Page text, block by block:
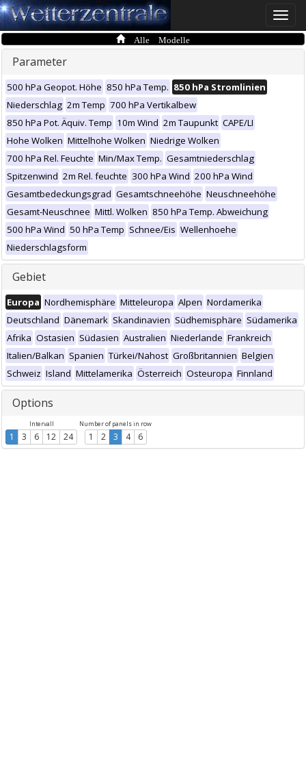
Toggle
Alle Modelle
Parameter
500 hPa Geopot. Höhe 850 hPa Temp. 850 hPa Stromlinien
Niederschlag 2m Temp 700 hPa Vertikalbew
850 hPa Pot. Äquiv. Temp 10m Wind 2m Taupunkt CAPE/LI
Hohe Wolken Mittelhohe Wolken Niedrige Wolken
700 hPa Rel. Feuchte Min/Max Temp. Gesamtniederschlag
Spitzenwind 2m Rel. feuchte 300 hPa Wind 200 hPa Wind
Gesamtbedeckungsgrad Gesamtschneehöhe Neuschneehöhe
Gesamt-Neuschnee Mittl. Wolken 850 hPa Temp. Abweichung
500 hPa Wind 50 hPa Temp Schnee/Eis Wellenhoehe
Niederschlagsform
Gebiet
Europa Nordhemisphäre Mitteleuropa Alpen Nordamerika
Deutschland Dänemark Skandinavien Südhemisphäre Südamerika
Afrika Ostasien Südasien Australien Niederlande Frankreich
Italien/Balkan Spanien Türkei/Nahost Großbritannien Belgien
Schweiz Island Mittelamerika Österreich Osteuropa Finnland
Options
Intervall
1 3 6 12 24
Number of panels in row
1 2 3 4 6